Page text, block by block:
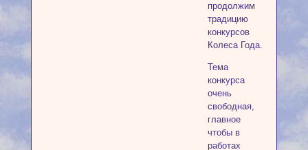
продолжим
традицию
конкурсов
Колеса Года.
Тема
конкурса
очень
свободная,
главное
чтобы в
работах